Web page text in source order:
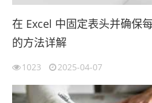
在 Excel 中固定表头并确保
的方法详解
1023 2025-04-07